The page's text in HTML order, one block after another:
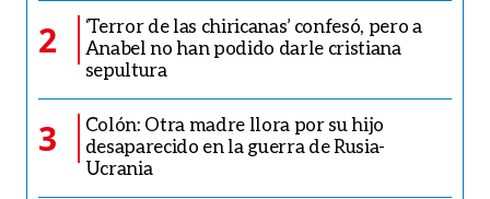
2
‘Terror de las chiricanas’ confesó, pero a
Anabel no han podido darle cristiana
sepultura
3
Colón: Otra madre llora por su hijo
desaparecido en la guerra de Rusia-
Ucrania